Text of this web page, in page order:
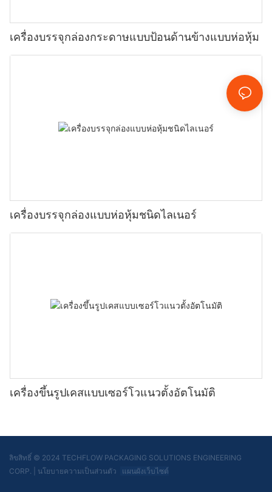
เครื่องบรรจุกล่องกระดาษแบบป้อนด้านข้างแบบห่อหุ้ม
เครื่องบรรจุกล่องแบบห่อหุ้มชนิดไลเนอร์
เครื่องขึ้นรูปเคสแบบเซอร์โวแนวตั้งอัตโนมัติ
ลิขสิทธิ์ © 2024 TECHFLOW PACKAGING SOLUTIONS ENGINEERING
CORP.
นโยบายความเป็นส่วนตัว แผนผังเว็บไซต์